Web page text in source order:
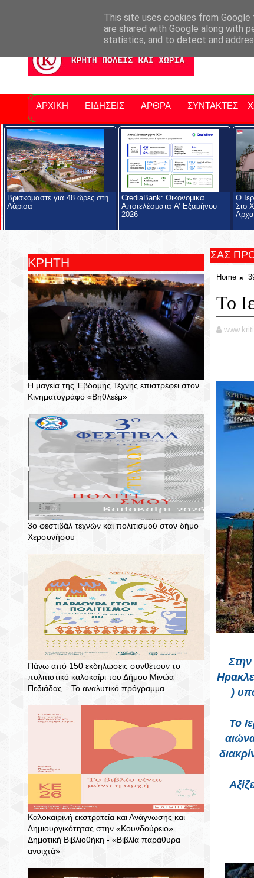
Νομός Λασιθίου Αγαπάμε Ρέθυμνο
ΑΡΧΙΚΗ ΕΙΔΗΣΕΙΣ ΑΡΘΡΑ ΣΥΝΤΑΚΤΕΣ
Βρισκόμαστε για 48 ώρες στη
Λάρισα
CrediaBank: Οικονομικά
Αποτελέσματα A’ Εξαμήνου
2026
Ο
Στο
ΚΡΗΤΗ
Η μαγεία της Έβδομης Τέχνης επιστρέφει στον
Κινηματογράφο «Βηθλεέμ»
3ο φεστιβάλ τεχνών και πολιτισμού στον δήμο
Χερσονήσου
Πάνω από 150 εκδηλώσεις συνθέτουν το
πολιτιστικό καλοκαίρι του Δήμου Μινώα
Πεδιάδας – To αναλυτικό πρόγραμμα
Καλοκαιρινή εκστρατεία και Ανάγνωσης και
Δημιουργικότητας στην «Κουνδούρειο»
Δημοτική Βιβλιοθήκη - «Βιβλία παράθυρα
ανοιχτά»
ΣΑΣ
Home
Το
)
Το
This site uses cookies from
are shared with Google along with
statistics, and to detect and